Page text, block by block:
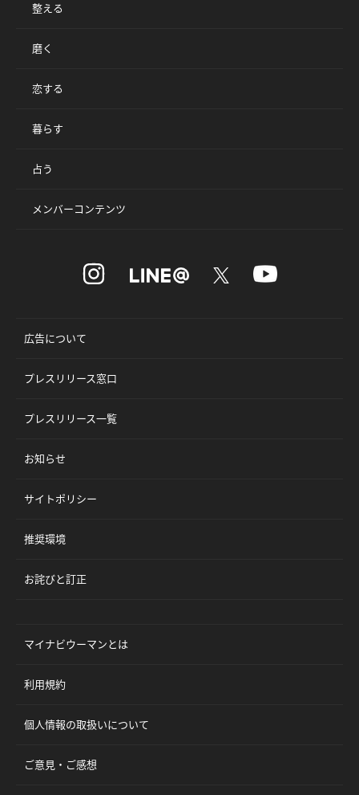
整える
磨く
恋する
暮らす
占う
メンバーコンテンツ
広告について
プレスリリース窓口
プレスリリース一覧
お知らせ
サイトポリシー
推奨環境
お詫びと訂正
マイナビウーマンとは
利用規約
個人情報の取扱いについて
ご意見・ご感想